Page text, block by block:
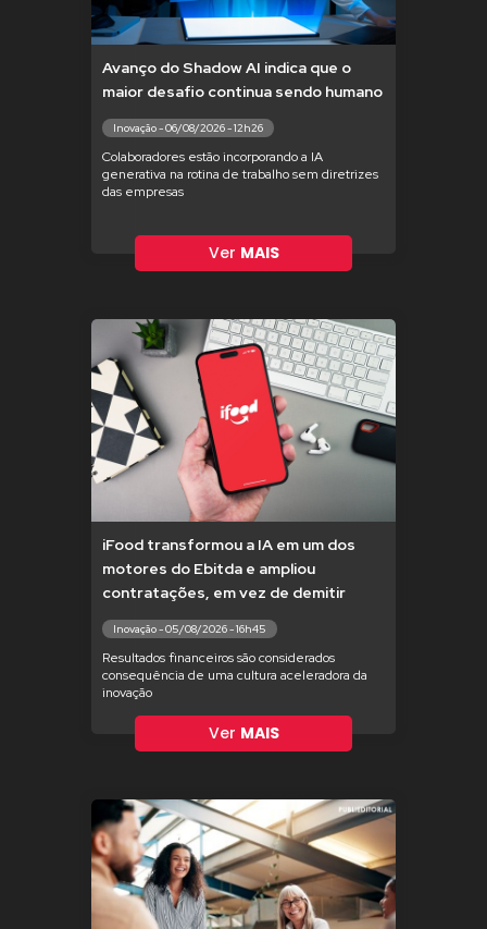
Avanço do Shadow AI indica que o
maior desafio continua sendo humano
Inovação - 06/08/2026 - 12h26
Colaboradores estão incorporando a IA
generativa na rotina de trabalho sem diretrizes
das empresas
Ver MAIS
iFood transformou a IA em um dos
motores do Ebitda e ampliou
contratações, em vez de demitir
Inovação - 05/08/2026 - 16h45
Resultados financeiros são considerados
consequência de uma cultura aceleradora da
inovação
Ver MAIS